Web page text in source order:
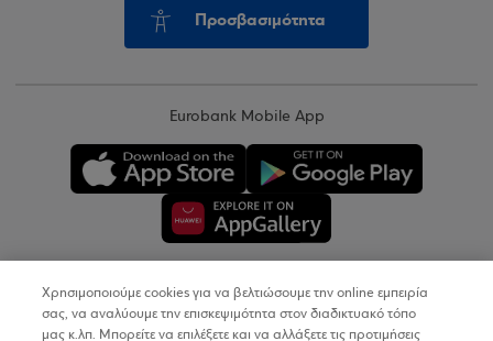
Προσβασιμότητα
Eurobank Mobile App
Copyright © 2026
Χρησιμοποιούμε cookies για να βελτιώσουμε την online εμπειρία
σας, να αναλύουμε την επισκεψιμότητα στον διαδικτυακό τόπο
μας κ.λπ. Μπορείτε να επιλέξετε και να αλλάξετε τις προτιμήσεις